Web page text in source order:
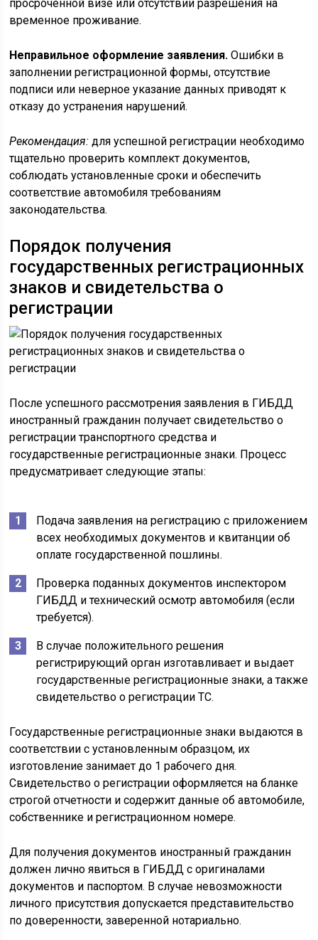
просроченной визе или отсутствии разрешения на
временное проживание.
Неправильное оформление заявления. Ошибки в
заполнении регистрационной формы, отсутствие
подписи или неверное указание данных приводят к
отказу до устранения нарушений.
Рекомендация: для успешной регистрации необходимо
тщательно проверить комплект документов,
соблюдать установленные сроки и обеспечить
соответствие автомобиля требованиям
законодательства.
Порядок получения
государственных регистрационных
знаков и свидетельства о
регистрации
После успешного рассмотрения заявления в ГИБДД
иностранный гражданин получает свидетельство о
регистрации транспортного средства и
государственные регистрационные знаки. Процесс
предусматривает следующие этапы:
Подача заявления на регистрацию с приложением
всех необходимых документов и квитанции об
оплате государственной пошлины.
Проверка поданных документов инспектором
ГИБДД и технический осмотр автомобиля (если
требуется).
В случае положительного решения
регистрирующий орган изготавливает и выдает
государственные регистрационные знаки, а также
свидетельство о регистрации ТС.
Государственные регистрационные знаки выдаются в
соответствии с установленным образцом, их
изготовление занимает до 1 рабочего дня.
Свидетельство о регистрации оформляется на бланке
строгой отчетности и содержит данные об автомобиле,
собственнике и регистрационном номере.
Для получения документов иностранный гражданин
должен лично явиться в ГИБДД с оригиналами
документов и паспортом. В случае невозможности
личного присутствия допускается представительство
по доверенности, заверенной нотариально.